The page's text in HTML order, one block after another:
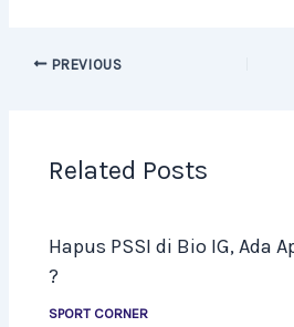
PREVIOUS
Related Posts
Hapus PSSI di Bio IG, Ada
?
SPORT CORNER